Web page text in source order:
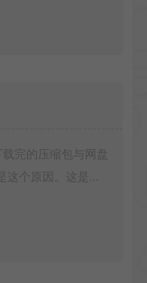
完的压缩包与网盘
这个原因。这是浏